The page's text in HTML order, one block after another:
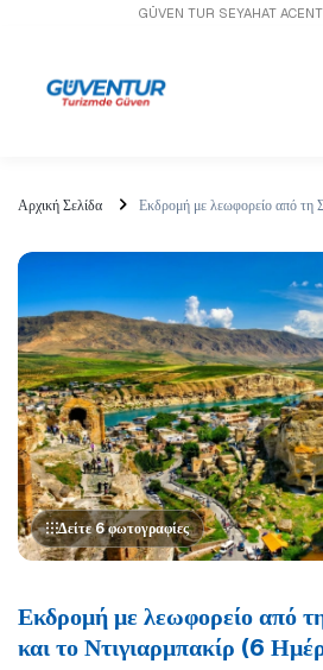
GÜVEN TUR SEYAHAT
Αρχική Σελίδα Εκδρομή με λεωφορείο από τη
Δείτε 6 φωτογραφίες
Εκδρομή με λεωφορείο από
και το Ντιγιαρμπακίρ (6